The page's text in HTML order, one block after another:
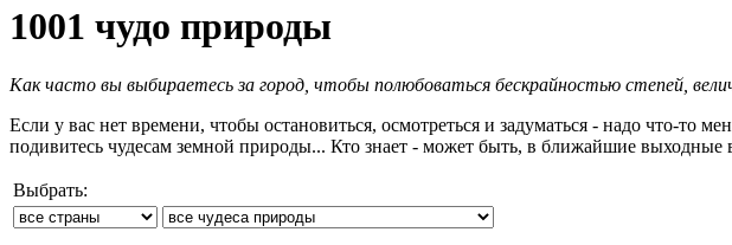
1001 чудо природы
Как часто вы выбираетесь за город, чтобы полюбоваться бескрайностью степей,
Если у вас нет времени, чтобы остановиться, осмотреться и задуматься - надо что-то
подивитесь чудесам земной природы... Кто знает - может быть, в ближайшие
Выбрать: